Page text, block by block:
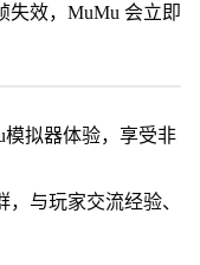
失效，MuMu 会立即
拟器体验，享受非
与玩家交流经验、